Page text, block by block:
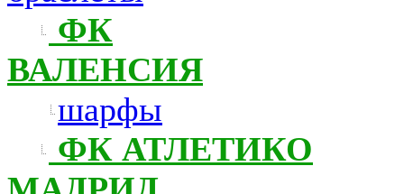
ФК
ВАЛЕНСИЯ
шарфы
ФК АТЛЕТИКО